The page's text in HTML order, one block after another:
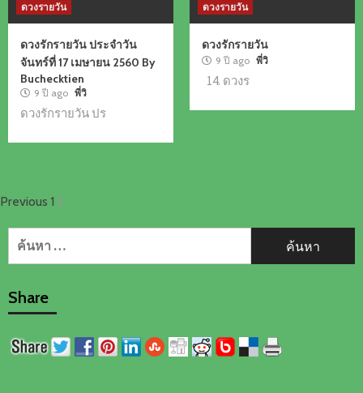
ดวงรายวัน
ดวงรักรายวัน ประจำวัน
จันทร์ที่ 17 เมษายน 2560 By
Buchecktien
9 ปี ago พี่วิ
ดวงรักรายวัน ปร
ดวงรายวัน
ดวงรักรายวัน
9 ปี ago พี่วิ
14. ดวงร
แนะแนว
เรื่อง
Previous 1 2
ค้นหา
Share